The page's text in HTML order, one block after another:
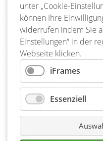
Hier ist ja richtig was los!
Veranstaltungen, Feste
auch, wenn man daran
zum letzten Kehraus
Herzblut, Leidenschaft
Lassen Sie sich mitreißen
August 2026
unter „Cookie-
können Ihre
widerrufen indem Sie
Einstellungen“ in der
Webseite klicken.
iFrames
Essenziell